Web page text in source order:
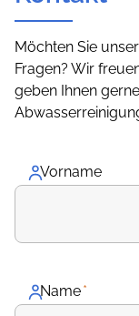
Möchten Sie
Fragen? Wir
geben Ihnen
Vorname
Name*